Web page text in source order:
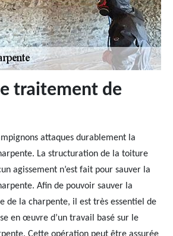
traitement de
attaques durablement la
La structuration de la toiture
agissement n’est fait pour sauver la
Afin de pouvoir sauver la
de la charpente, il est très essentiel de
en œuvre d’un travail basé sur le